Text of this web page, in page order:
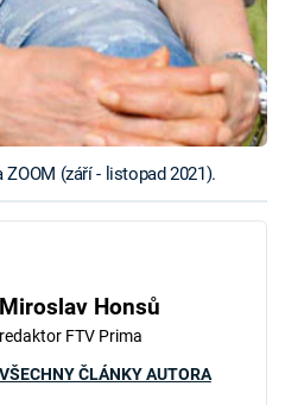
(září - listopad 2021).
Miroslav Honsů
redaktor FTV Prima
VŠECHNY ČLÁNKY AUTORA